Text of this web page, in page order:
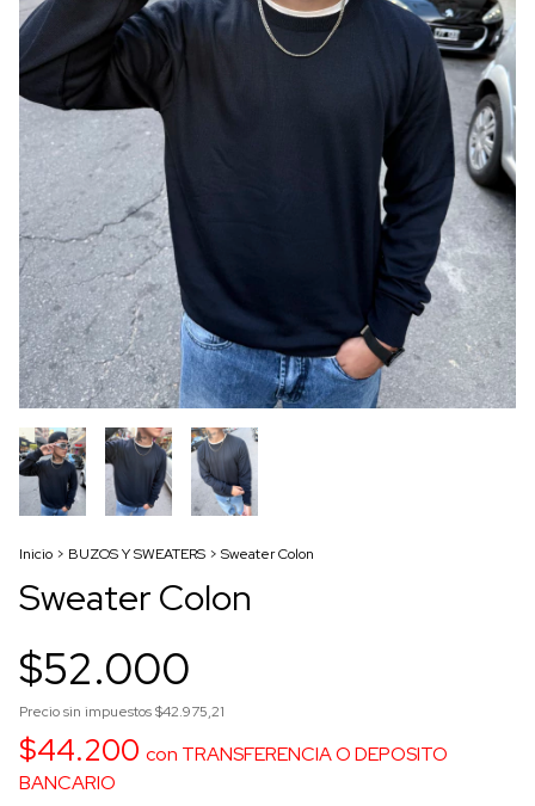
Inicio > BUZOS Y SWEATERS > Sweater Colon
Sweater Colon
$52.000
Precio sin impuestos$42.975,21
$44.200 con TRANSFERENCIA O DEPOSITO
BANCARIO